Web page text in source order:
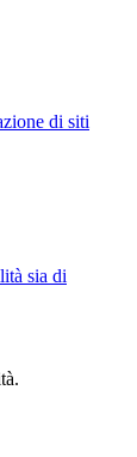
di siti
sia di